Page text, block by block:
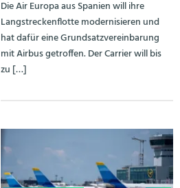
Die Air Europa aus Spanien will ihre
Langstreckenflotte modernisieren und
hat dafür eine Grundsatzvereinbarung
mit Airbus getroffen. Der Carrier will bis
zu […]